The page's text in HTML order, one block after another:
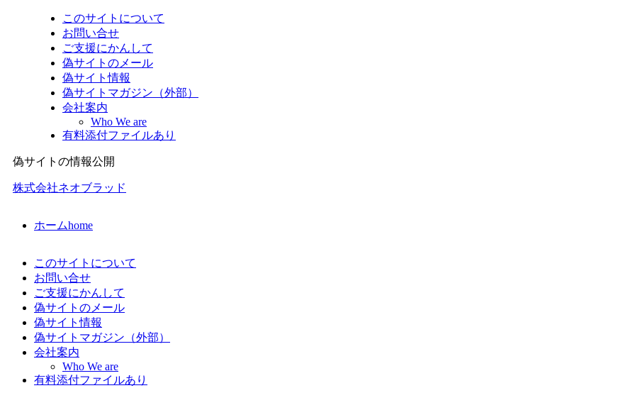
このサイトについて
お問い合せ
ご支援にかんして
偽サイトのメール
偽サイト情報
偽サイトマガジン（外部）
会社案内
Who We are
有料添付ファイルあり
偽サイトの情報公開
株式会社ネオブラッド
ホームhome
このサイトについて
お問い合せ
ご支援にかんして
偽サイトのメール
偽サイト情報
偽サイトマガジン（外部）
会社案内
Who We are
有料添付ファイルあり